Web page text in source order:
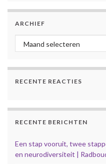
ARCHIEF
Archief
RECENTE REACTIES
RECENTE BERICHTEN
Een stap vooruit, twee
en neurodiversiteit |